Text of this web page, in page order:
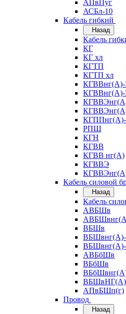
АПвПуг
АСБл-10
Кабель гибкий
Назад
Кабель
КГ
КГ хл
КГТП
КГТП хл
КГВВнг(А)-
КГВВнг(А)-
РПШ
КГН
КГВВ
КГВВ нг(А)
КГВВЭ
Кабель силовой
Назад
Кабель
АВБШв
ВБШв
ВБШвнг(А)-
ВБШвнг(А)-
АВБбШв
ВБбШв
ВБШвНГ(А)
АПвБШп(г)
Провод
Назад